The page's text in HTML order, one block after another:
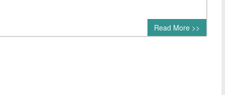
Read More >>